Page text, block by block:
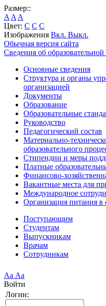
Размер::
A A A
Цвет: C C C
Изображения Вкл. Выкл.
Обычная версия сайта
Сведения об
Основные сведения
Структура и органы
организацией
Документы
Образование
Образовательные
Руководство
Педагогический состав
Материально-
образовательного
Стипендии и меры
Платные
Финансово-
Вакантные места для
Международное
Организация питания в
Поступающим
Студентам
Выпускникам
Врачам
Сотрудникам
Аа Аа
Войти
Логин: